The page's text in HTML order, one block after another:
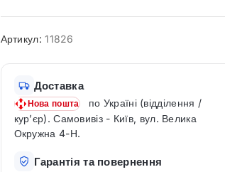
Артикул:11826
Доставка
Нова пошта
по Україні (відділення /
кур’єр). Самовивіз - Київ, вул. Велика
Окружна 4-Н.
Гарантія та повернення